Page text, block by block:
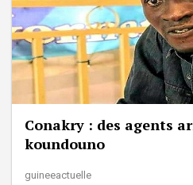
Conakry : des agents
koundouno
guineeactuelle